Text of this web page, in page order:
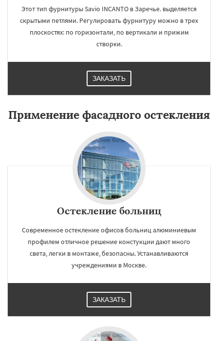
Этот тип фурнитуры Savio INCANTO в Заречье. выделяется
скрытыми петлями. Регулировать фурнитуру можно в трех
плоскостях: по горизонтали, по вертикали и прижим
створки.
ЗАКАЗАТЬ
Применение фасадного остекления
Остекление больниц
Современное остекление офисов больниц алюминиевым
профилем отличное решение констукции дают много
света, легки в монтаже, безопасны. Устанавливаются
учреждениями в Москве.
ЗАКАЗАТЬ